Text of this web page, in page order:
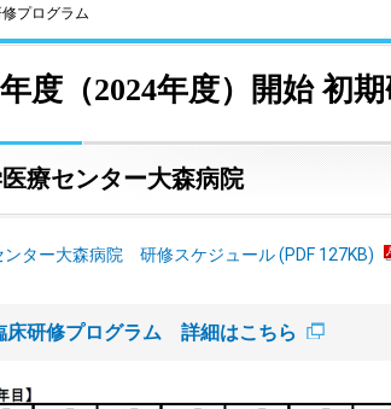
プログラム
度（2024年度）開始 初
療センター大森病院
ンター大森病院 研修スケジュール (PDF 127KB)
床研修プログラム 詳細はこちら